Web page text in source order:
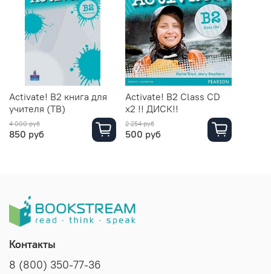
Activate! B2 книга для
учителя (TB)
4 000 руб
850 руб
Activate! B2 Class CD
x2 !! ДИСК!!
2 254 руб
500 руб
Контакты
8 (800) 350-77-36